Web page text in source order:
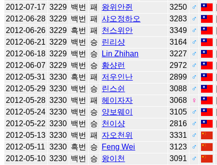
2012-07-17 3229 백번 패 왕위안쥔 3250 ♂
2012-06-28 3229 백번 패 샤오정하오 3283 ♂
2012-06-26 3229 흑번 패 천스위안 3349 ♂
2012-06-21 3229 백번 승 린리샹 3164 ♂
2012-06-18 3229 백번 승 Lin Zhihan 3227 ♂
2012-06-07 3229 백번 승 황샹런 2972 ♂
2012-05-31 3230 흑번 패 저우인난 2899 ♂
2012-05-29 3230 백번 승 린스쉰 3088 ♂
2012-05-28 3230 백번 패 헤이자자 3068 ♀
2012-05-24 3230 백번 승 양보웨이 3105 ♂
2012-05-22 3230 백번 승 천이샹 2816 ♂
2012-05-13 3230 백번 패 자오천위 3331
♂
2012-05-11 3230 흑번 승 Feng Wei 3123
♂
2012-05-10 3230 백번 승 왕이천 3091
♂